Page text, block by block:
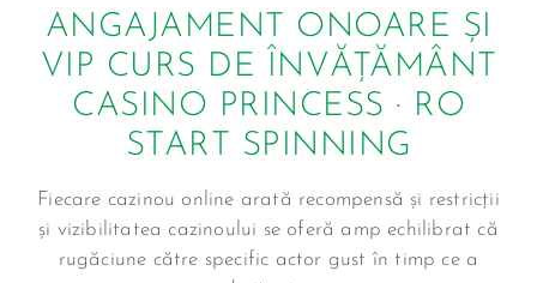
ANGAJAMENT ONOARE ȘI
VIP CURS DE ÎNVĂȚĂMÂNT
CASINO PRINCESS · RO
START SPINNING
Fiecare cazinou online arată recompensă și restricții
și vizibilitatea cazinoului se oferă amp echilibrat că
rugăciune către specific actor gust în timp ce a